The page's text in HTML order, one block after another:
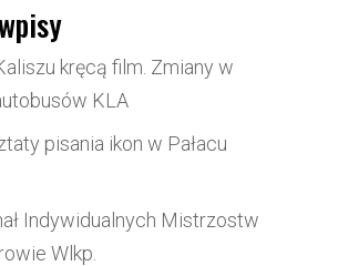
kręcą film. Zmiany w
KLA
pisania ikon w Pałacu
Indywidualnych Mistrzostw
Wlkp.